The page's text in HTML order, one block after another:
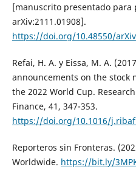
[manuscrito presentado
arXiv:2111.01908].
https://doi.org/10.48550/
Refai, H. A. y Eissa, M. A.
announcements on the stock
the 2022 World Cup.
Finance, 41, 347-353.
https://doi.org/10.1016/
Reporteros sin Fronteras.
Worldwide. https://bit.ly/